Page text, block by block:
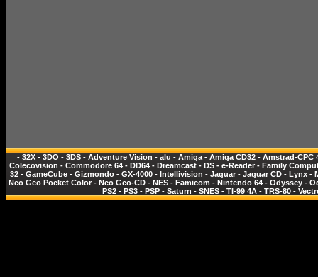
- 32X - 3DO - 3DS - Adventure Vision - alu - Amiga - Amiga CD32 - Amstrad-CPC
Colecovision - Commodore 64- DD64- Dreamcast- DS- e-Reader- Family
32 - GameCube - Gizmondo - GX-4000 - Intellivision - Jaguar - Jaguar CD - Lynx -
Neo Geo Pocket Color - Neo Geo-CD - NES - Famicom - Nintendo 64 - Odyssey -
PS2 - PS3 - PSP - Saturn - SNES - TI-99 4A - TRS-80 -